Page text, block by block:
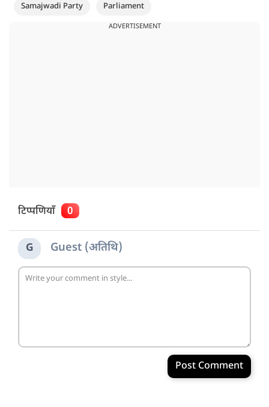
Samajwadi Party
Parliament
ADVERTISEMENT
टिप्पणियाँ 0
G Guest (अतिथि)
Post Comment